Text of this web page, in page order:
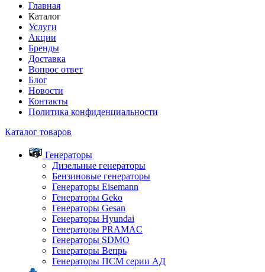
Главная
Каталог
Услуги
Акции
Бренды
Доставка
Вопрос ответ
Блог
Новости
Контакты
Политика конфиденциальности
Каталог товаров
Генераторы
Дизельные генераторы
Бензиновые генераторы
Генераторы Eisemann
Генераторы Geko
Генераторы Gesan
Генераторы Hyundai
Генераторы PRAMAC
Генераторы SDMO
Генераторы Вепрь
Генераторы ПСМ серии АД